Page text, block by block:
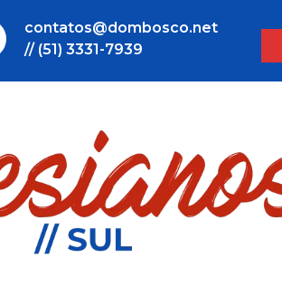
contatos@dombosco.net
// (51) 3331-7939